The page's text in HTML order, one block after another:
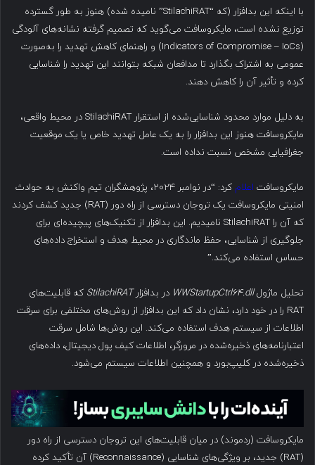
با اینکه این بدافزار (که “StilachiRAT” نامیده شده) هنوز به طور گسترده
توزیع نشده است، مایکروسافت می‌گوید که تصمیم گرفته نشانه‌های آلودگی
(Indicators of Compromise – IoCs) و راهنمای کاهش تهدید را به‌صورت
عمومی به اشتراک بگذارد تا مدافعان شبکه بتوانند این تهدید را شناسایی
کرده و تأثیر آن را کاهش دهند.
به دلیل موارد محدود شناسایی‌شده از استقرار StilachiRAT در محیط واقعی،
مایکروسافت هنوز این بدافزار را به یک عامل تهدید خاص یا یک موقعیت
جغرافیایی مشخص نسبت نداده است.
مایکروسافت اعلام
کرد: “در نوامبر ۲۰۲۴، پژوهشگران تیم واکنش به حوادث
امنیتی مایکروسافت یک تروجان دسترسی از راه دور (RAT) جدید کشف کردند
که آن را StilachiRAT نامیدیم. این بدافزار از تکنیک‌های پیچیده‌ای برای
جلوگیری از شناسایی، حفظ ماندگاری در محیط هدف و استخراج داده‌های
حساس استفاده می‌کند.”
تحلیل ماژولWWStartupCtrl64.dll در بدافزارStilachiRAT که قابلیت‌های
RAT را در خود دارد، نشان داد که این بدافزار از روش‌های مختلفی برای سرقت
اطلاعات از سیستم هدف استفاده می‌کند. این روش‌ها شامل سرقت
اعتبارنامه‌های ذخیره‌شده در مرورگر، اطلاعات کیف پول دیجیتال، داده‌های
ذخیره‌شده در کلیپ‌بورد و همچنین اطلاعات سیستم می‌شود.
مایکروسافت (ردموند) در میان قابلیت‌های این تروجان دسترسی از راه دور
(RAT) جدید، بر ویژگی‌های شناسایی (Reconnaissance) آن تأکید کرده